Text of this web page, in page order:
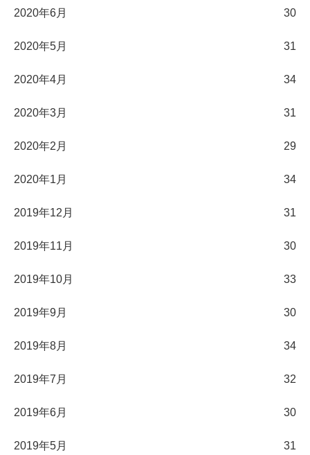
2020年6月 30
2020年5月 31
2020年4月 34
2020年3月 31
2020年2月 29
2020年1月 34
2019年12月 31
2019年11月 30
2019年10月 33
2019年9月 30
2019年8月 34
2019年7月 32
2019年6月 30
2019年5月 31